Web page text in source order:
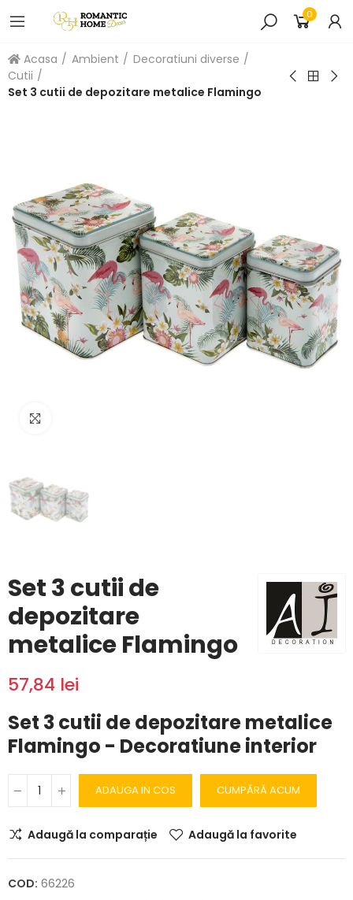
0
Acasa Ambient
Decoratiuni diverse
Cutii
Set 3 cutii de depozitare metalice Flamingo
Set 3 cutii de
depozitare
metalice Flamingo
57,84 lei
Set 3 cutii de depozitare metalice
Flamingo - Decoratiune interior
ADAUGA IN COS CUMPĂRĂ ACUM
Adaugă la comparație Adaugă la favorite
COD: 66226